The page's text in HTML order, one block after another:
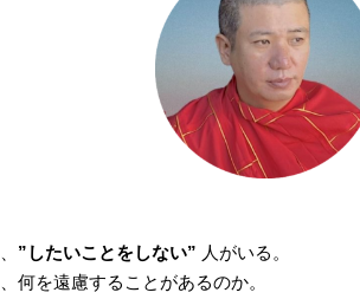
”したいことをしない” 人がいる。
何を遠慮することがあるのか。